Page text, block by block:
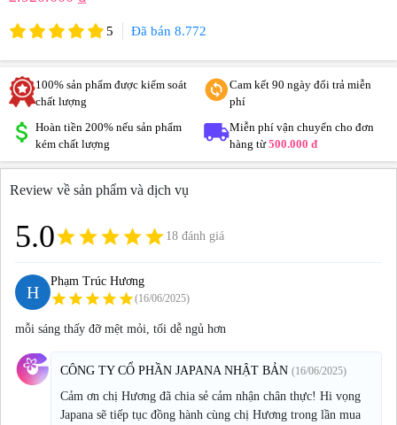
5 Đã bán 8.772
100% sản phẩm được kiểm soát
chất lượng
Cam kết 90 ngày đổi trả miễn
phí
Hoàn tiền 200% nếu sản phẩm
kém chất lượng
Miễn phí vận chuyển cho đơn
hàng từ500.000 đ
Review về sản phẩm và dịch vụ
5.0gradegradegradegradegrade 18 đánh giá
H
Phạm Trúc Hương
star star star star star(16/06/2025)
mỗi sáng thấy đỡ mệt mỏi, tối dễ ngủ hơn
CÔNG TY CỔ PHẦN JAPANA NHẬT BẢN (16/06/2025)
Cảm ơn chị Hương đã chia sẻ cảm nhận chân thực! Hi vọng
Japana sẽ tiếp tục đồng hành cùng chị Hương trong lần mua